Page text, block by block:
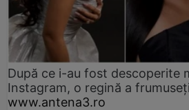
După ce i-au fost descoperite
Instagram, o regină a
www.antena3.ro